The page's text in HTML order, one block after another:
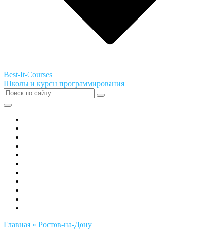
Best-It-Courses
Школы и курсы программирования
Главная » Ростов-на-Дону